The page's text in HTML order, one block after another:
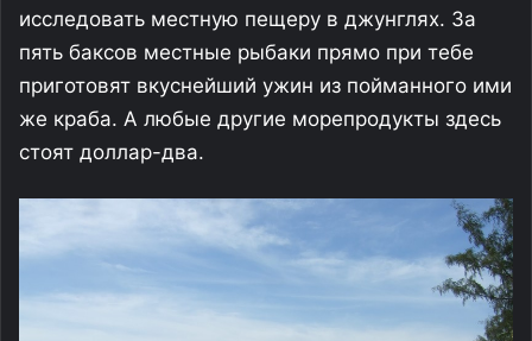
исследовать местную пещеру в джунглях. За
пять баксов местные рыбаки прямо при тебе
приготовят вкуснейший ужин из пойманного ими
же краба. А любые другие морепродукты здесь
стоят доллар-два.